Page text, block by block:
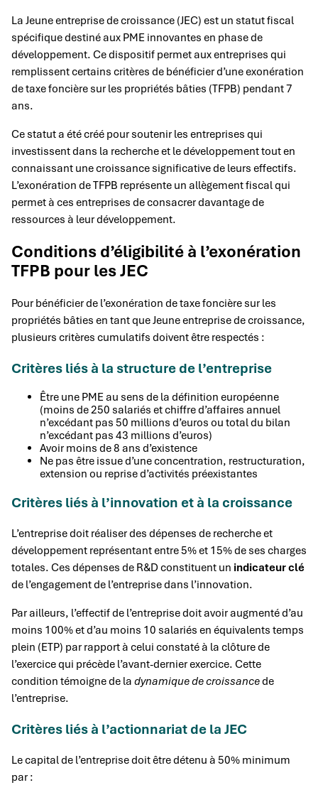
La Jeune entreprise de croissance (JEC) est un statut fiscal
spécifique destiné aux PME innovantes en phase de
développement. Ce dispositif permet aux entreprises qui
remplissent certains critères de bénéficier d’une exonération
de taxe foncière sur les propriétés bâties (TFPB) pendant 7
ans.
Ce statut a été créé pour soutenir les entreprises qui
investissent dans la recherche et le développement tout en
connaissant une croissance significative de leurs effectifs.
L’exonération de TFPB représente un allègement fiscal qui
permet à ces entreprises de consacrer davantage de
ressources à leur développement.
Conditions d’éligibilité à l’exonération
TFPB pour les JEC
Pour bénéficier de l’exonération de taxe foncière sur les
propriétés bâties en tant que Jeune entreprise de croissance,
plusieurs critères cumulatifs doivent être respectés :
Critères liés à la structure de l’entreprise
Être une PME au sens de la définition européenne
(moins de 250 salariés et chiffre d’affaires annuel
n’excédant pas 50 millions d’euros ou total du bilan
n’excédant pas 43 millions d’euros)
Avoir moins de 8 ans d’existence
Ne pas être issue d’une concentration, restructuration,
extension ou reprise d’activités préexistantes
Critères liés à l’innovation et à la croissance
L’entreprise doit réaliser des dépenses de recherche et
développement représentant entre 5% et 15% de ses charges
totales. Ces dépenses de R&D constituent un indicateur clé
de l’engagement de l’entreprise dans l’innovation.
Par ailleurs, l’effectif de l’entreprise doit avoir augmenté d’au
moins 100% et d’au moins 10 salariés en équivalents temps
plein (ETP) par rapport à celui constaté à la clôture de
l’exercice qui précède l’avant-dernier exercice. Cette
condition témoigne de la dynamique de croissancede
l’entreprise.
Critères liés à l’actionnariat de la JEC
Le capital de l’entreprise doit être détenu à 50% minimum
par :